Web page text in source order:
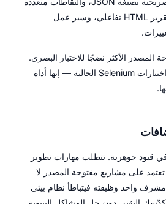
عبر أبعاد عرض مختلفة، وتقرير HTML تفاعلي، وسير عمل
المصدر الأكثر نضجًا للاختبار البصري.
لكنها لا تتكامل مباشرة مع اختبارات Selenium الحالية — إنها أداة
قيود جوهرية. تتطلب مهارات تطوير
تعتمد على مشاريع مفتوحة المصدر لا
واحد وظيفته فيتباطأ نظام بيئي